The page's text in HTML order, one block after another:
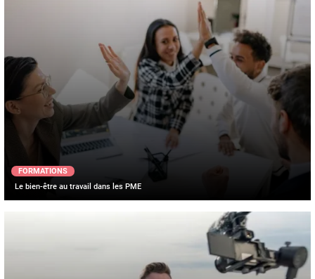
FORMATIONS
Le bien-être au travail dans les PME